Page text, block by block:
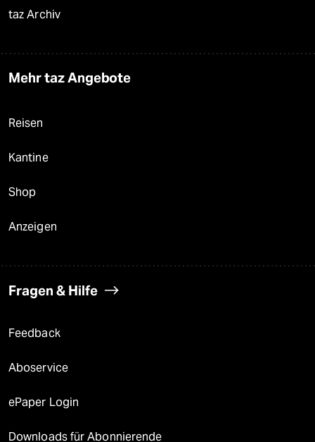
taz Archiv
Mehr taz Angebote
Reisen
Kantine
Shop
Anzeigen
Fragen & Hilfe
Feedback
Aboservice
ePaper Login
Downloads für Abonnierende